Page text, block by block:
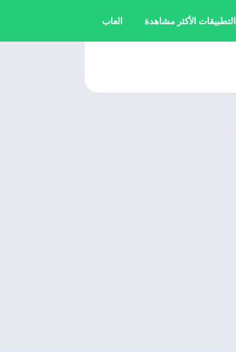
التطبيقات الأكثر مشاهدة العاب